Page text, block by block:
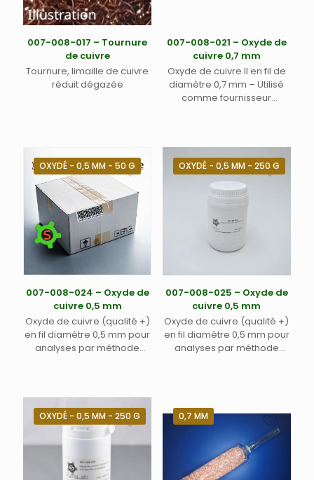
007-008-017 – Tournure
de cuivre
Tournure, limaille de cuivre
réduit dégazée
007-008-021 – Oxyde de
cuivre 0,7 mm
Oxyde de cuivre II en fil de
diamètre 0,7 mm – Utilisé
comme fournisseur
OXYDÉ - 0,5 MM - 50 G
007-008-024 – Oxyde de
cuivre 0,5 mm
Oxyde de cuivre (qualité +)
en fil diamètre 0,5 mm pour
analyses par méthode
OXYDÉ - 0,5 MM - 250 G
007-008-025 – Oxyde de
cuivre 0,5 mm
Oxyde de cuivre (qualité +)
en fil diamètre 0,5 mm pour
analyses par méthode
OXYDÉ - 0,5 MM - 250 G 0,7 MM